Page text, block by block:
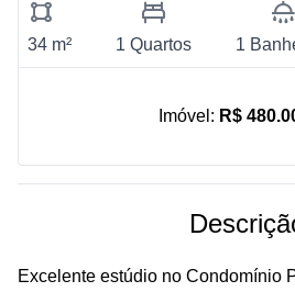
34 m² 1 Quartos 1
Imóvel: R$
Excelente estúdio no Condomínio